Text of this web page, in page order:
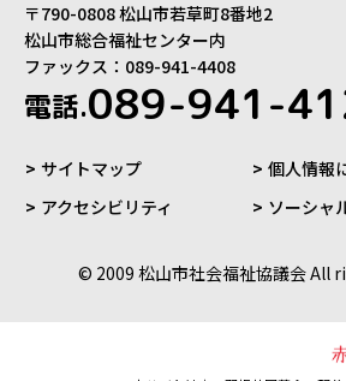
〒790-0808 松山市若草町8番地2
松山市総合福祉センター内
ファックス：089-941-4408
電話.089-941-
サイトマップ
個人情報
アクセシビリティ
ソーシャ
© 2009 松山市社会福祉協議会 All